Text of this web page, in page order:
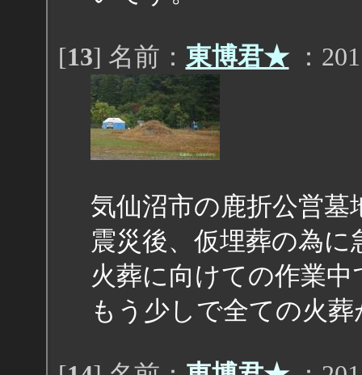
[13] 名前： 東博君★：
気仙沼市の鹿折公営墓
震災後、仮埋葬の為
火葬に向けての作業中
もう少しで全ての火